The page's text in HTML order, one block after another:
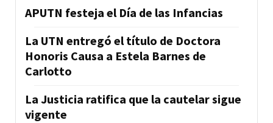
APUTN festeja el Día de las Infancias
La UTN entregó el título de Doctora
Honoris Causa a Estela Barnes de
Carlotto
La Justicia ratifica que la cautelar sigue
vigente